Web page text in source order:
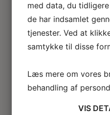
Miniature rum
Café
Badeværelse
Bibliotek / kontor /
Børneværelse
Køkken
Soveværelse
med data, du
de har indsamlet
tjenester. Ved at
samtykke til disse
Læs mere om vores
behandling af
VIS